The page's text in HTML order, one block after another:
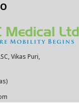
Vikas Puri,